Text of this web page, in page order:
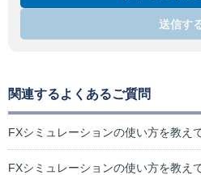
送信す
関連するよくあるご質問
FXシミュレーションの使い方を教え
FXシミュレーションの使い方を教え